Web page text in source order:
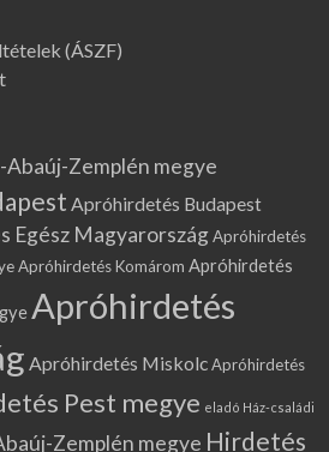
(ÁSZF)
Zemplén megye
Apróhirdetés Budapest
Egész MagyarországApróhirdetés
Apróhirdetés Komárom Apróhirdetés
Apróhirdetés
Apróhirdetés MiskolcApróhirdetés
Pest megye eladó Ház-családi
Zemplén megye Hirdetés